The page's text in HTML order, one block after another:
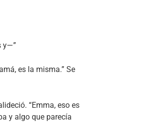
y—”
es la misma.” Se
“Emma, eso es
y algo que parecía